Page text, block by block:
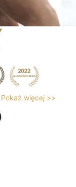
Pokaż więcej >>